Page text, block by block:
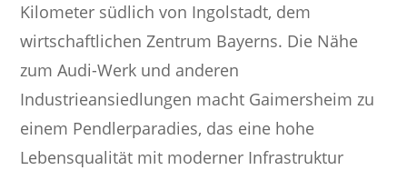
Kilometer südlich von Ingolstadt, dem
wirtschaftlichen Zentrum Bayerns. Die Nähe
zum Audi-Werk und anderen
Industrieansiedlungen macht Gaimersheim zu
einem Pendlerparadies, das eine hohe
Lebensqualität mit moderner Infrastruktur